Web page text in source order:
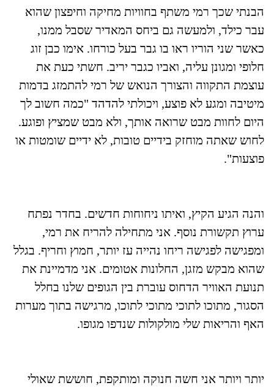
הבנתי שכך רמי משתף בחוויות מחיקה וחיפצון שהוא
עבר כילד, ולמעשה גם ביחס המאדיר שסבל ממנו,
כאשר שני הוריו ראו בו גבר בעל כורחו. אימו כבן זוג
חלופי ומגונן עליה, ואביו כגבר יריב. חשתי כעת את
עוצמת התקווה והצורך הנואש של רמי להתמזג בדמות
מיטיבה ומגע לא פוצע, ויכולתי להדהד "כמה חשוב לך
היום לחוות מבט שרואה אותך, ולא מבט שמציץ ופוגע.
לחוש שאתה מוחזק בידיים טובות, לא ידיים שומטות או
פוצעות".
והנה הגיע הקיץ, ואיתו ניחוחות חדשים. בחדר נפתח
ערוץ תקשורת נוסף. אני מתחילה להריח את רמי,
ומפגישה לפגישה ריחו נהייה עז יותר, חמוץ וחריף. בגלל
שהוא מבקש מזגן, החלונות אטומים. אני מדמיינת את
תנועת האוויר הדחוס עוברת בין הגופים שלנו בחלל
הסגור, מתוכו לתוכי מתוכי לתוכו, מרגישה בתוך מערות
האף והריאות שלי מולקולות שנדפו מגופו.
יותר ויותר אני חשה חנוקה ומותקפת, חוששת שאולי